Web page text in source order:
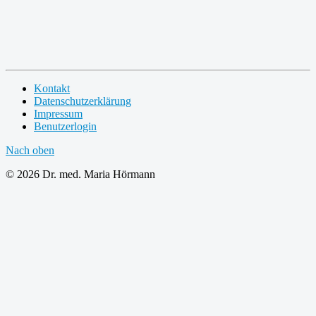
Kontakt
Datenschutzerklärung
Impressum
Benutzerlogin
Nach oben
© 2026 Dr. med. Maria Hörmann